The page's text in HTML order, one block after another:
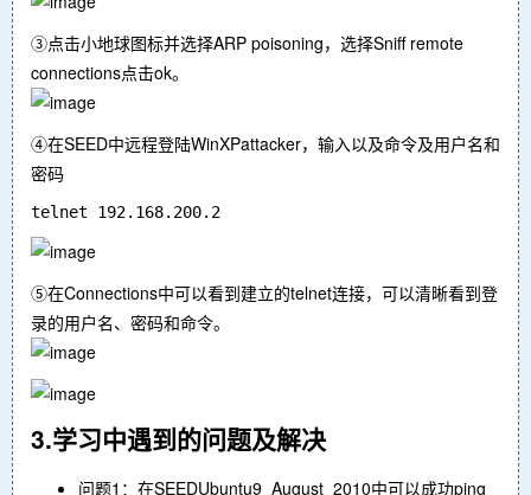
③点击小地球图标并选择ARP poisoning，选择Sniff remote
connections点击ok。
④在SEED中远程登陆WinXPattacker，输入以及命令及用户名和
密码
⑤在Connections中可以看到建立的telnet连接，可以清晰看到登
录的用户名、密码和命令。
3.学习中遇到的问题及解决
问题1：在SEEDUbuntu9_August_2010中可以成功ping